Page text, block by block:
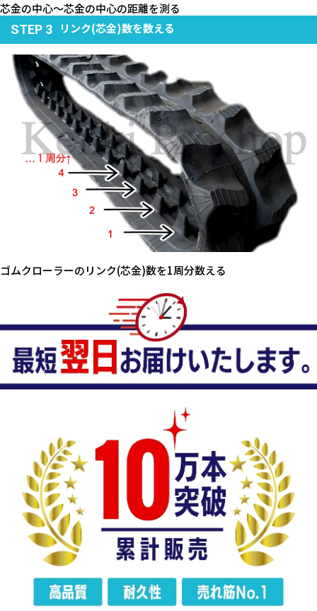
芯金の中心～芯金の中心の距離を測る
STEP 3
リンク(芯金)数を数える
ゴムクローラーのリンク(芯金)数を1周分数える